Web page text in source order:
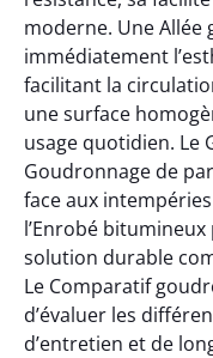
moderne. Une
immédiatement
facilitant la
une surface
usage quotidien. Le
Goudronnage de
face aux
l’Enrobé
solution durable
Le Comparatif
d’évaluer les
d’entretien et de